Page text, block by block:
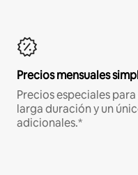
Precios mensuales
Precios especiales
larga duración y un
adicionales.*